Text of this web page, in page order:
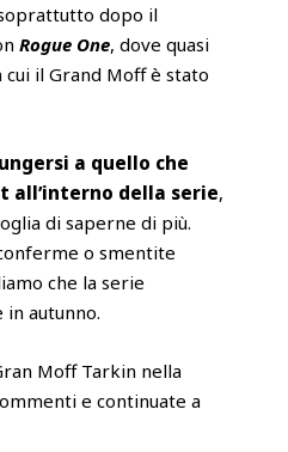
dopo il
Rogue One, dove quasi
il Grand Moff è stato
a quello che
all’interno della serie,
di saperne di più.
o smentite
che la serie
autunno.
Moff Tarkin nella
e continuate a